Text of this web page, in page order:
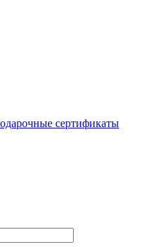
сертификаты